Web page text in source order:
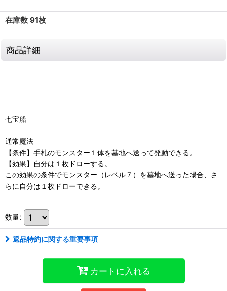
在庫数 91枚
商品詳細
七宝船
通常魔法
【条件】手札のモンスター１体を墓地へ送って発動できる。
【効果】自分は１枚ドローする。
この効果の条件でモンスター（レベル７）を墓地へ送った場合、さ
らに自分は１枚ドローできる。
数量:
返品特約に関する重要事項
カートに入れる